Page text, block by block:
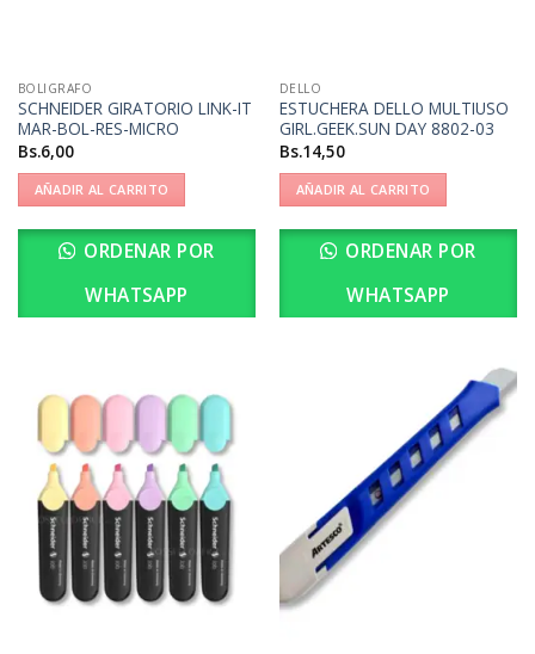
BOLIGRAFO
SCHNEIDER GIRATORIO LINK-IT
MAR-BOL-RES-MICRO
Bs.6,00
AÑADIR AL CARRITO
ORDENAR POR
WHATSAPP
DELLO
ESTUCHERA DELLO MULTIUSO
GIRL.GEEK.SUN DAY 8802-03
Bs.14,50
AÑADIR AL CARRITO
ORDENAR POR
WHATSAPP